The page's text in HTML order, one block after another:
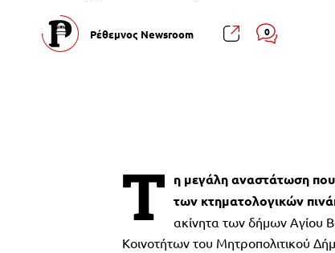
Ρέθεμνος Newsroom 0
Τ η μεγάλη αναστάτωση που
των κτηματολογικών
ακίνητα των δήμων Αγίου
Κοινοτήτων του Μητροπολιτικού